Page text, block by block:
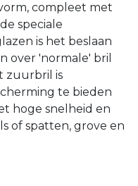
compleet met
speciale
is het beslaan
over 'normale' bril
zuurbril is
te bieden
hoge snelheid en
of spatten, grove en